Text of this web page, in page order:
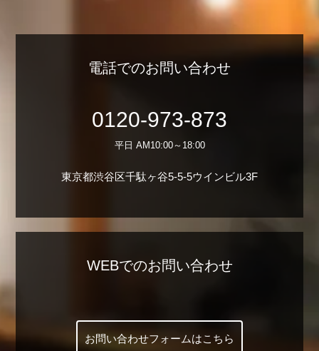
電話でのお問い合わせ
0120-973-873
平日 AM10:00～18:00
東京都渋谷区千駄ヶ谷5-5-5ウインビル3F
WEBでのお問い合わせ
お問い合わせフォームはこちら